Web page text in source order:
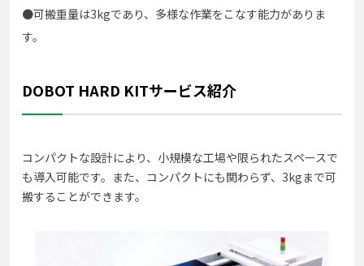
●可搬重量は3kgであり、多様な作業をこなす能力がありま
す。
DOBOT HARD KITサービス紹介
コンパクトな設計により、小規模な工場や限られたスペースで
も導入可能です。また、コンパクトにも関わらず、3kgまで可
搬することができます。